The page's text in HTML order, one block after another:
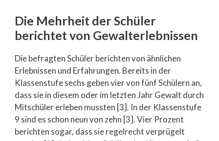
Die Mehrheit der Schüler
berichtet von Gewalterlebnissen
Die befragten Schüler berichten von ähnlichen
Erlebnissen und Erfahrungen. Bereits in der
Klassenstufe sechs geben vier von fünf Schülern an,
dass sie in diesem oder im letzten Jahr Gewalt durch
Mitschüler erleben mussten [3]. In der Klassenstufe
9 sind es schon neun von zehn [3]. Vier Prozent
berichten sogar, dass sie regelrecht verprügelt